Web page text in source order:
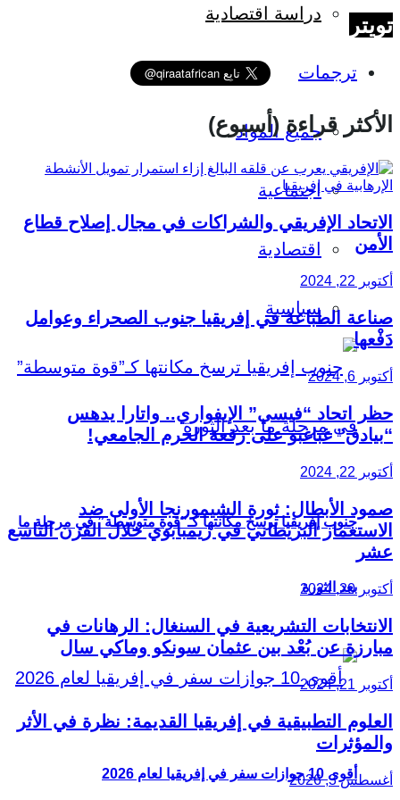
دراسة اقتصادية
ترجمات
جميع المواد
اجتماعية
اقتصادية
سياسية
جنوب إفريقيا ترسخ مكانتها كـ”قوة متوسطة” في مرحلة ما
بعد الثورة
أقوى 10 جوازات سفر في إفريقيا لعام 2026
تويتر
الأكثر قراءة (أسبوع)
الاتحاد الإفريقي والشراكات في مجال إصلاح قطاع
الأمن
أكتوبر 22, 2024
صناعة الطباعة في إفريقيا جنوب الصحراء وعوامل
دَفْعها
أكتوبر 6, 2024
حظر اتحاد “فيسي” الإيفواري.. واتارا يدهس
“بيادق” غباغبو على رقعة الحرم الجامعي!
أكتوبر 22, 2024
صمود الأبطال: ثورة الشيمورنجا الأولى ضد
الاستعمار البريطاني في زيمبابوي خلال القرن التاسع
عشر
أكتوبر 20, 2024
الانتخابات التشريعية في السنغال: الرهانات في
مبارزة عن بُعْد بين عثمان سونكو وماكي سال
أكتوبر 21, 2024
العلوم التطبيقية في إفريقيا القديمة: نظرة في الأثر
والمؤثرات
أغسطس 3, 2026